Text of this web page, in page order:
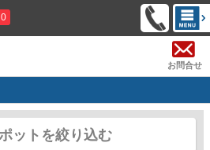
0
お問合せ
ットを絞り込む